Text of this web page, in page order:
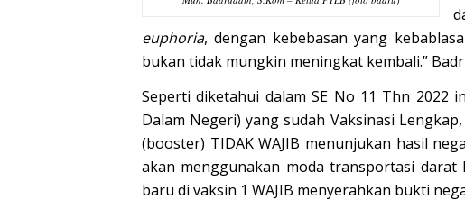
euphoria, dengan kebebasan yang
bukan tidak mungkin meningkat kembali.”
Seperti diketahui dalam SE No 11 Thn 2022
Dalam Negeri) yang sudah Vaksinasi
(booster) TIDAK WAJIB menunjukan hasil
akan menggunakan moda transportasi
baru di vaksin 1 WAJIB menyerahkan bukti